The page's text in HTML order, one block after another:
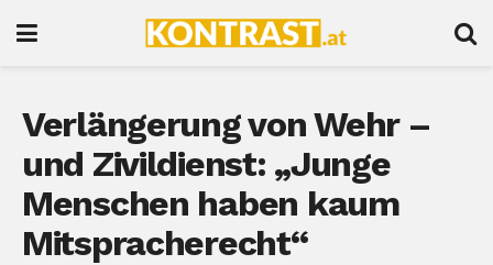
Verlängerung von Wehr –
und Zivildienst: „Junge
Menschen haben kaum
Mitspracherecht“